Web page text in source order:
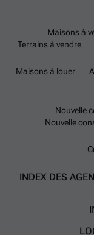
Maisons à
Terrains à vendre
Maisons à louer
Nouvelle
Nouvelle
INDEX DES